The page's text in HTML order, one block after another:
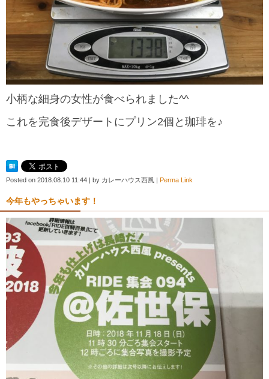
小柄な細身の女性が食べられました^^
これを完食後デザートにプリン2個と珈琲を♪
Posted on 2018.08.10 11:44 by カレーハウス西風 Perma Link
今年もやっちゃいます！